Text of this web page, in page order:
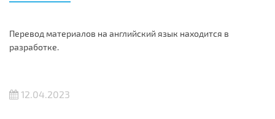
Перевод материалов на английский язык находится в
разработке.
12.04.2023